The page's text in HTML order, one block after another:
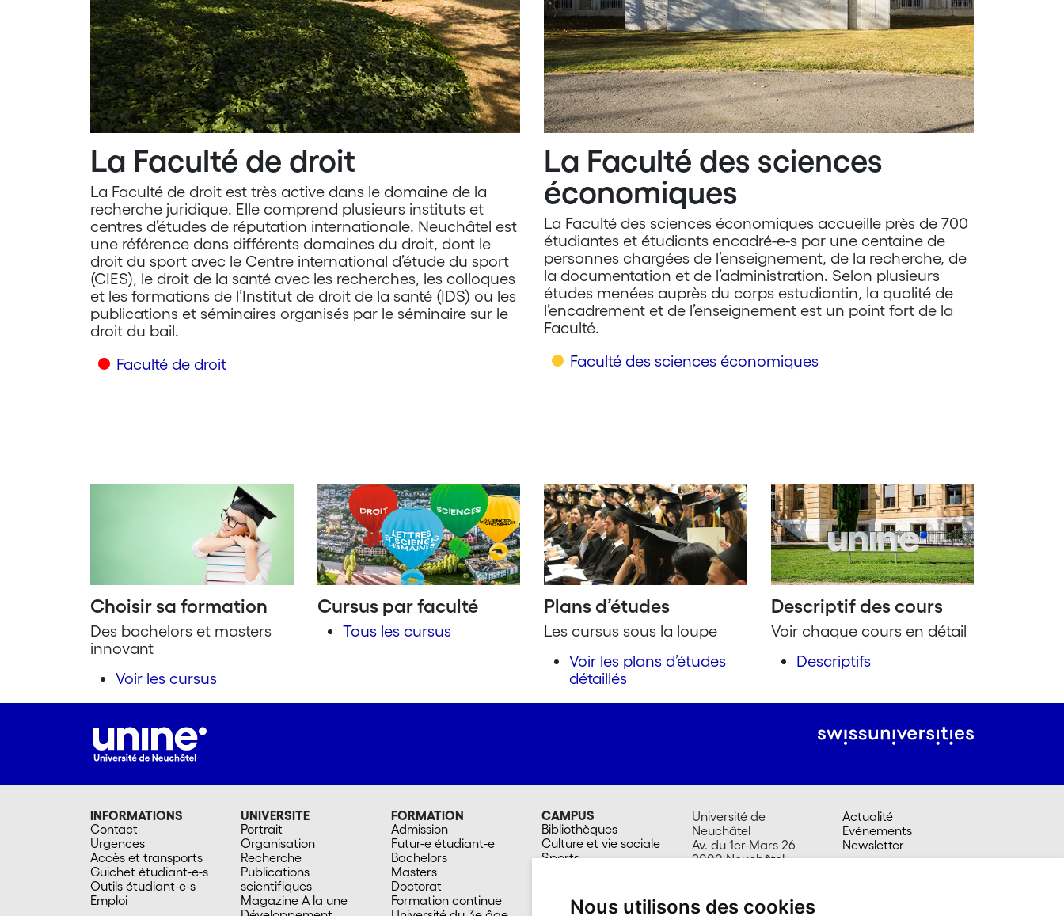
Nous utilisons des cookies
La Faculté de droit
La Faculté de droit est très active dans le domaine de la
recherche juridique. Elle comprend plusieurs instituts et
centres d’études de réputation internationale. Neuchâtel est
une référence dans différents domaines du droit, dont le
droit du sport avec le Centre international d’étude du sport
(CIES), le droit de la santé avec les recherches, les colloques
et les formations de l’Institut de droit de la santé (IDS) ou les
publications et séminaires organisés par le séminaire sur le
droit du bail.
Faculté de droit
La Faculté des sciences
économiques
La Faculté des sciences économiques accueille près de 700
étudiantes et étudiants encadré-e-s par une centaine de
personnes chargées de l’enseignement, de la recherche, de
la documentation et de l’administration. Selon plusieurs
études menées auprès du corps estudiantin, la qualité de
l’encadrement et de l’enseignement est un point fort de la
Faculté.
Faculté des sciences économiques
Choisir sa formation
Des bachelors et masters
innovant
Voir les cursus
Cursus par faculté
Tous les cursus
Plans d’études
Les cursus sous la loupe
Voir les plans d’études
détaillés
Descriptif des cours
Voir chaque cours en détail
Descriptifs
INFORMATIONS
Contact
Urgences
Accès et transports
Guichet étudiant-e-s
Outils étudiant-e-s
Emploi
UNIVERSITE
Portrait
Organisation
Recherche
Publications
scientifiques
Magazine A la une
FORMATION
Admission
Futur-e étudiant-e
Bachelors
Masters
Doctorat
Formation continue
CAMPUS
Bibliothèques
Culture et vie sociale
Sports
En images
Université de
Neuchâtel
Av. du 1er-Mars 26
2000 Neuchâtel
Actualité
Evénements
Newsletter